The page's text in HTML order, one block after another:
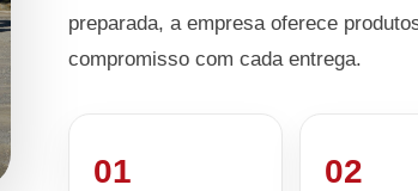
preparada, a empresa oferece
compromisso com cada entrega.
01 02